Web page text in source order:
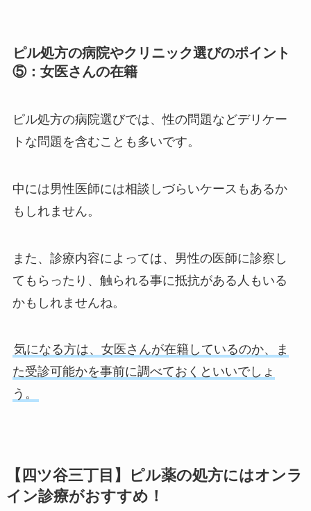
ピル処方の病院やクリニック選びのポイント
⑤：女医さんの在籍
ピル処方の病院選びでは、性の問題などデリケー
トな問題を含むことも多いです。
中には男性医師には相談しづらいケースもあるか
もしれません。
また、診療内容によっては、男性の医師に診察し
てもらったり、触られる事に抵抗がある人もいる
かもしれませんね。
気になる方は、女医さんが在籍しているのか、ま
た受診可能かを事前に調べておくといいでしょ
う。
【四ツ谷三丁目】ピル薬の処方にはオンラ
イン診療がおすすめ！